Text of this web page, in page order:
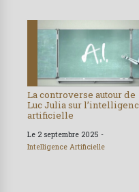
La controverse autour de
Luc Julia sur
artificielle
Le 2 septembre 2025 -
Intelligence Artificielle